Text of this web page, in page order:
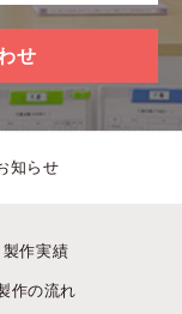
せ
知らせ
製作実績
作の流れ